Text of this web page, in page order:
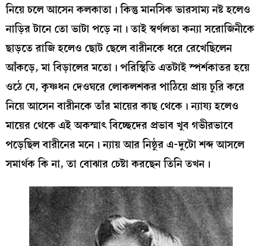
নিয়ে চলে আসেন কলকাতা। কিন্তু মানসিক ভারসাম্য নষ্ট হলেও
নাড়ির টানে তো ভাটা পড়ে না। তাই স্বর্ণলতা কন্যা সরোজিনীকে
ছাড়তে রাজি হলেও ছোট ছেলে বারীনকে ধরে রেখেছিলেন
আঁকড়ে, মা বিড়ালের মতো। পরিস্থিতি এতটাই স্পর্শকাতর হয়ে
ওঠে যে, কৃষ্ণধন দেওঘরে লোকলশকর পাঠিয়ে প্রায় চুরি করে
নিয়ে আসেন বারীনকে তাঁর মায়ের কাছ থেকে। ন্যায্য হলেও
মায়ের থেকে এই অকস্মাৎ বিচ্ছেদের প্রভাব খুব গভীরভাবে
পড়েছিল বারীনের মনে। ন‍্যায় আর নিষ্ঠুর এ-দুটো শব্দ আসলে
সমার্থক কি না, তা বোঝার চেষ্টা করছেন তিনি তখন।